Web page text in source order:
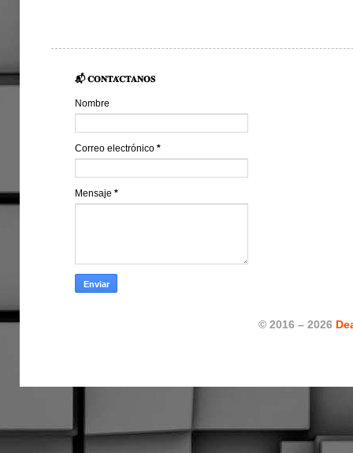
📬 𝐂𝐎𝐍𝐓𝐀́𝐂𝐓𝐀𝐍𝐎𝐒
Nombre
Correo electrónico *
Mensaje *
© 2016 – 2026